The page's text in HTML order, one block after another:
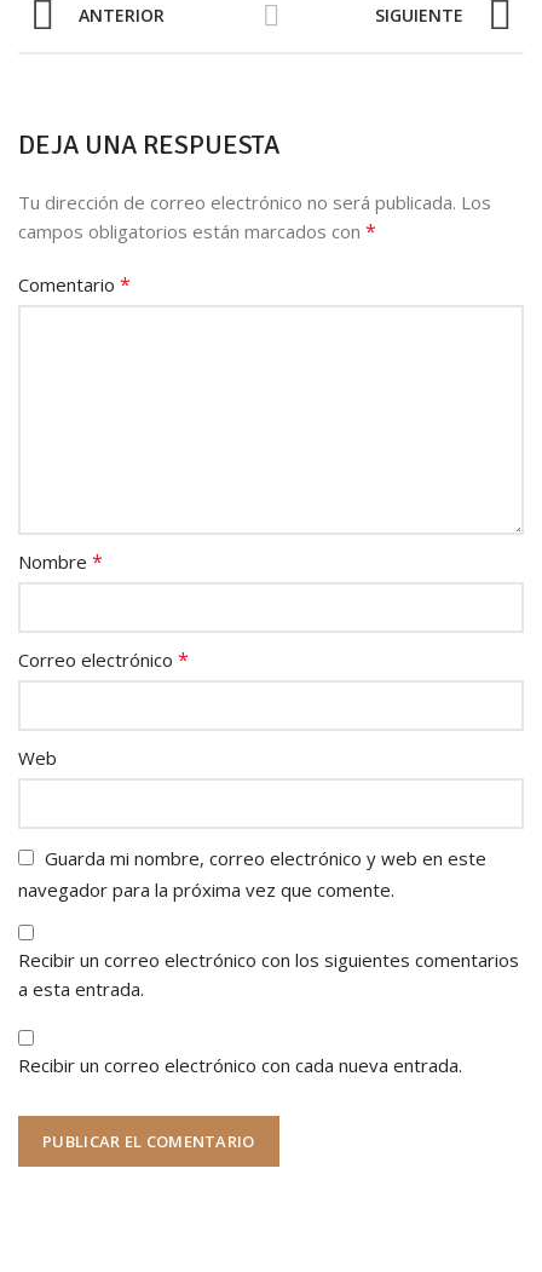
ANTERIOR SIGUIENTE
DEJA UNA RESPUESTA
Tu dirección de correo electrónico no será publicada. Los
campos obligatorios están marcados con *
Comentario *
Nombre *
Correo electrónico *
Web
Guarda mi nombre, correo electrónico y web en este
navegador para la próxima vez que comente.
Recibir un correo electrónico con los siguientes comentarios
a esta entrada.
Recibir un correo electrónico con cada nueva entrada.